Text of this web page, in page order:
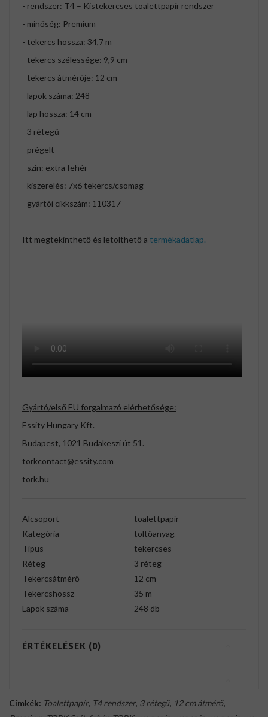
- rendszer: T4 – Kistekercses toalettpapír rendszer
- minőség: Premium
- tekercs hossza: 34,7 m
- tekercs szélessége: 9,9 cm
- tekercs átmérője: 12 cm
- lapok száma: 248
- lap hossza: 14 cm
- 3 rétegű
- prégelt
- szín: extra fehér
- kiszerelés: 7x6 tekercs/csomag
- gyártói cikkszám: 110317
Itt megtekinthető és letölthető a termékadatlap.
Gyártó/első EU forgalmazó elérhetősége:
Essity Hungary Kft.
Budapest, 1021 Budakeszi út 51.
torkcontact@essity.com
tork.hu
Alcsoport
toalettpapír
Kategória
töltőanyag
Típus
tekercses
Réteg
3 réteg
Tekercsátmérő
12 cm
Tekercshossz
35 m
Lapok száma
248 db
ÉRTÉKELÉSEK (0)
Címkék: Toalettpapír, T4 rendszer, 3 rétegű, 12 cm átmérő,